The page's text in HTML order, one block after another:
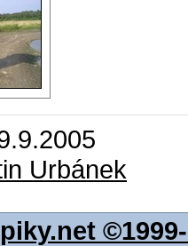
Urbánek